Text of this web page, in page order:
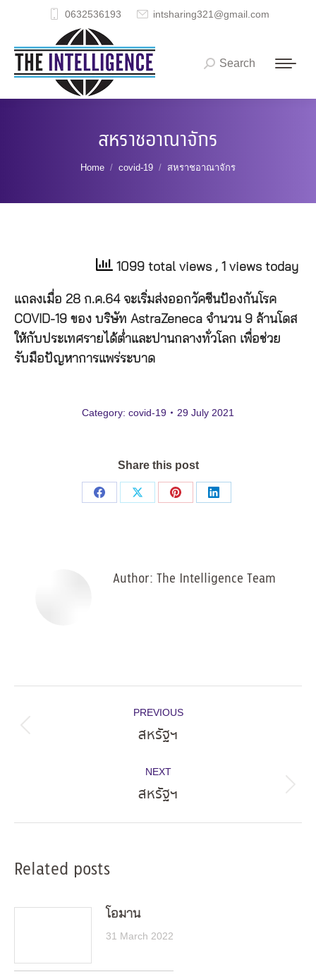
0632536193 intsharing321@gmail.com
Search:
Search
สหราชอาณาจักร
You are here:
Home covid-19 สหราชอาณาจักร
1099 total views , 1 views today
แถลงเมื่อ 28 ก.ค.64 จะเริ่มส่งออกวัคซีนป้องกันโรค
COVID-19 ของ บริษัท AstraZeneca จำนวน 9 ล้านโดส
ให้กับประเทศรายได้ต่ำและปานกลางทั่วโลก เพื่อช่วย
รับมือปัญหาการแพร่ระบาด
Category: covid-19 29 July 2021
Share this post
Share
Share
Share
Share
Author: The Intelligence Team
navigation
PREVIOUS
Previous
สหรัฐฯ
NEXT
Next
สหรัฐฯ
Related posts
โอมาน
31 March 2022